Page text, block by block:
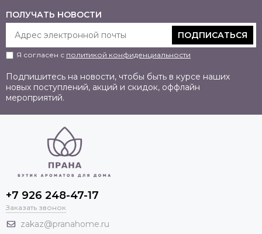
ПОЛУЧАТЬ НОВОСТИ
ПОДПИСАТЬСЯ
Я согласен с политикой конфиденциальности
Подпишитесь на новости, чтобы быть в курсе наших
новых поступлений, акций и скидок, оффлайн
мероприятий.
+7 926 248-47-17
Заказать звонок
zakaz@pranahome.ru